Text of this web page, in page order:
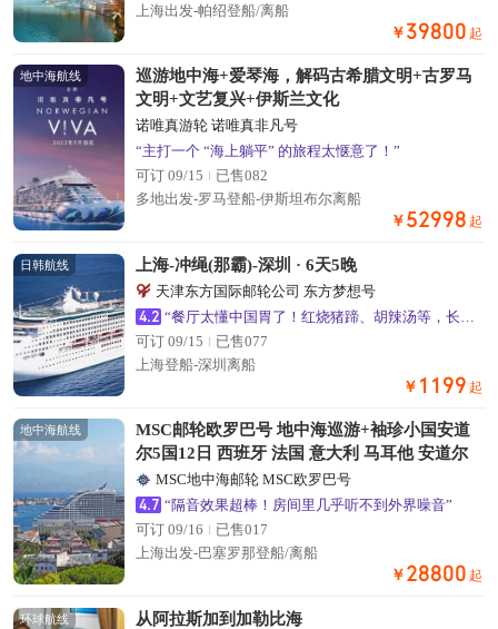
上海出发-帕绍登船/离船
￥ 39800 起
地中海航线
巡游地中海+爱琴海，解码古希腊文明+古罗马
文明+文艺复兴+伊斯兰文化
诺唯真游轮 诺唯真非凡号
“主打一个 “海上躺平” 的旅程太惬意了！”
可订 09/15
已售082
多地出发-罗马登船-伊斯坦布尔离船
￥ 52998 起
日韩航线 上海-冲绳(那霸)-深圳 · 6天5晚
天津东方国际邮轮公司 东方梦想号
4.2
可订 09/15
已售077
上海登船-深圳离船
￥ 1199 起
地中海航线
MSC邮轮欧罗巴号 地中海巡游+袖珍小国安道
尔5国12日 西班牙 法国 意大利 马耳他 安道尔
MSC地中海邮轮 MSC欧罗巴号
4.7 “隔音效果超棒！房间里几乎听不到外界噪音”
可订 09/16
已售017
上海出发-巴塞罗那登船/离船
￥ 28800 起
环球航线 从阿拉斯加到加勒比海